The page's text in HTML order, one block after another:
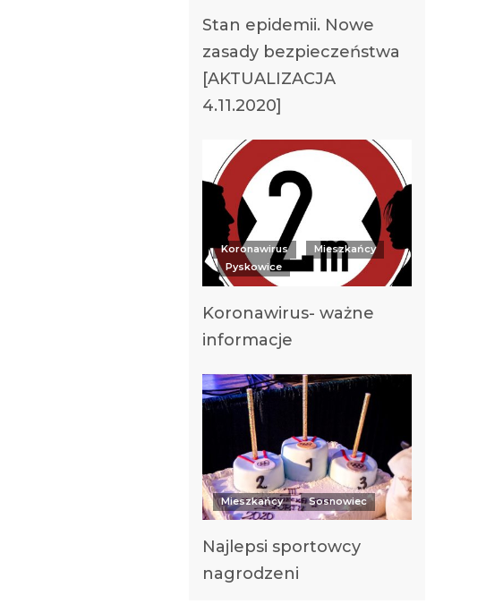
Stan epidemii. Nowe
zasady bezpieczeństwa
[AKTUALIZACJA
4.11.2020]
Koronawirus
Mieszkańcy
Pyskowice
Koronawirus- ważne
informacje
Mieszkańcy Sosnowiec
Najlepsi sportowcy
nagrodzeni